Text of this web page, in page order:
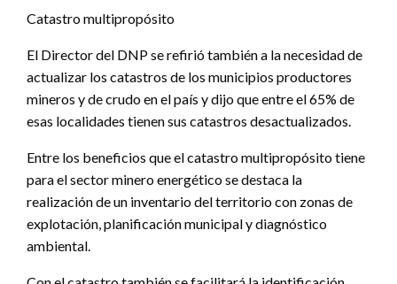
Catastro multipropósito
El Director del DNP se refirió también a la necesidad de
actualizar los catastros de los municipios productores
mineros y de crudo en el país y dijo que entre el 65% de
esas localidades tienen sus catastros desactualizados.
Entre los beneficios que el catastro multipropósito tiene
para el sector minero energético se destaca la
realización de un inventario del territorio con zonas de
explotación, planificación municipal y diagnóstico
ambiental.